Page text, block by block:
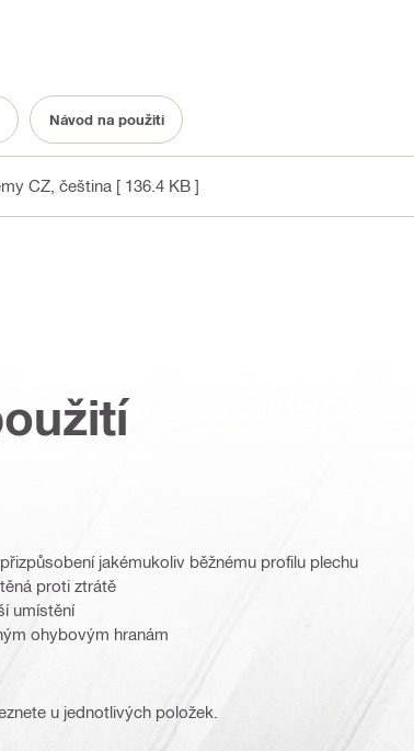
Návod na použití
CZ , čeština [ 136.4 KB ]
jakémukoliv běžnému profilu plechu
proti ztrátě
umístění
ohybovým hranám
u jednotlivých položek.